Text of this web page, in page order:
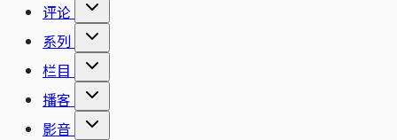
评论
系列
栏目
播客
影音